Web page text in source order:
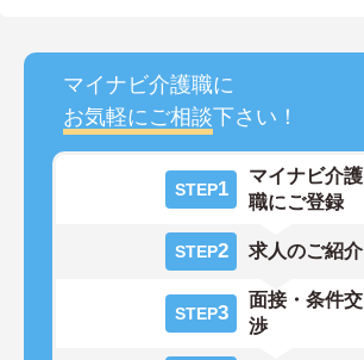
マイナビ介護職に
お気軽にご相談下さい！
STEP1
マイナビ介護
職にご登録
STEP2 求人のご紹介
STEP3
面接・条件交
渉